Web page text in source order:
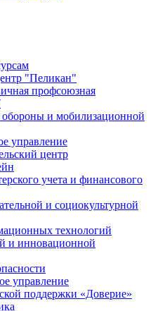
"Пеликан"
профсоюзная
обороны и мобилизационной
управление
центр
учета и финансового
и социокультурной
технологий
и инновационной
управление
поддержки «Доверие»